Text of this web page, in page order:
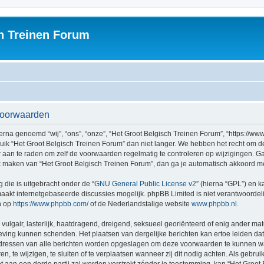
Treinen Forum
genoemd “wij”, “ons”, “onze”, “Het Groot Belgisch Treinen Forum”, “https://
“Het Groot Belgisch Treinen Forum” dan niet langer. We hebben het recht
te raden om zelf de voorwaarden regelmatig te controleren op wijzigingen.
van “Het Groot Belgisch Treinen Forum”, dan ga je automatisch akkoord
die is uitgebracht onder de “GNU General Public License v2” (hierna “GPL”) en
internetgebaseerde discussies mogelijk. phpBB Limited is niet
op https://www.phpbb.com/of de Nederlandstalige website www.phpbb.nl .
lasterlijk, haatdragend, dreigend, seksueel georiënteerd of enig ander
kunnen schenden. Het plaatsen van dergelijke berichten kan ertoe leiden
van alle berichten worden opgeslagen om deze voorwaarden te kunnen
te wijzigen, te sluiten of te verplaatsen wanneer zij dit nodig achten. Als